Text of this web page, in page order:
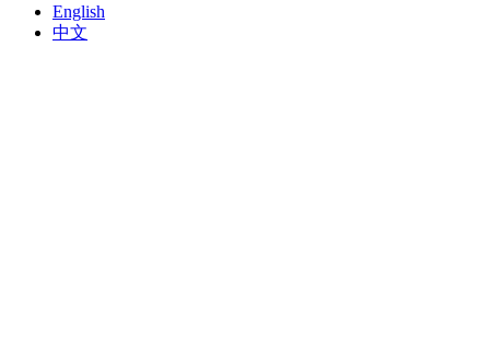
English
中文